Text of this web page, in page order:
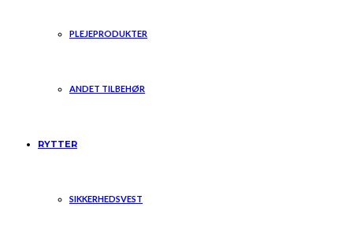
PLEJEPRODUKTER
ANDET TILBEHØR
RYTTER
SIKKERHEDSVEST